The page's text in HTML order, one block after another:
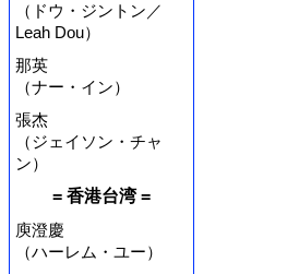
（ドウ・ジントン／
Leah Dou）
那英
（ナー・イン）
張杰
（ジェイソン・チャ
ン）
= 香港台湾 =
庾澄慶
（ハーレム・ユー）